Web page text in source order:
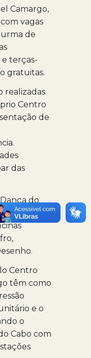
Camargo,
vagas
de
terças-
gratuitas.
realizadas
Centro
de
das
do
vagas
Centro
têm como
e o
o
Cabo com